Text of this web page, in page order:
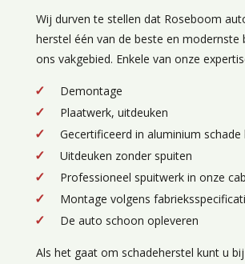
Wij durven te stellen dat Roseboom
herstel één van de beste en modernste
ons vakgebied. Enkele van onze
Demontage
Plaatwerk, uitdeuken
Gecertificeerd in aluminium schade
Uitdeuken zonder spuiten
Professioneel spuitwerk in onze
Montage volgens
De auto schoon opleveren
Als het gaat om schadeherstel kunt u